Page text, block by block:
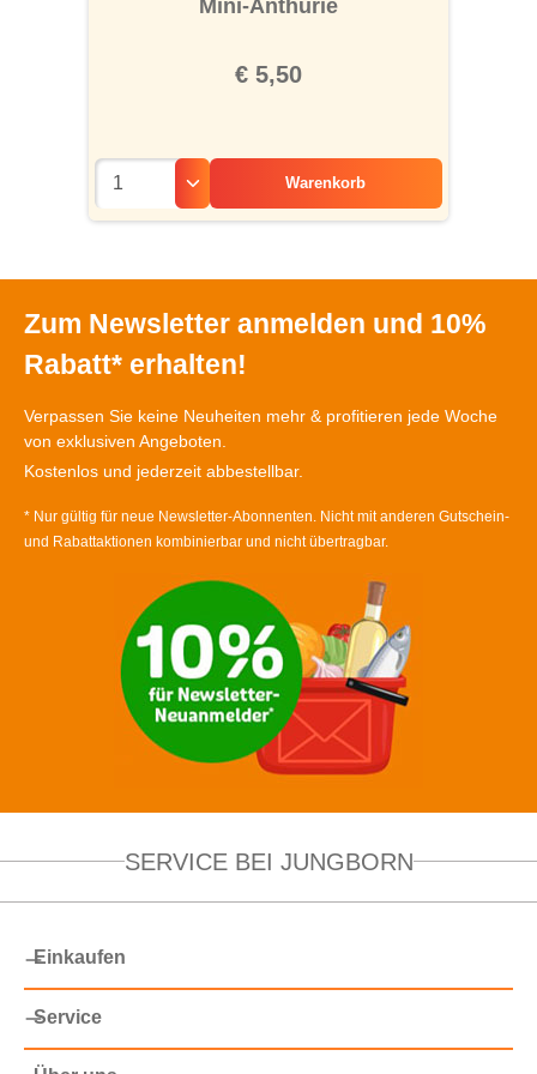
Mini-Anthurie
€ 5,50
Warenkorb
Zum Newsletter anmelden und 10%
Rabatt* erhalten!
Verpassen Sie keine Neuheiten mehr & profitieren jede Woche
von exklusiven Angeboten.
Kostenlos und jederzeit abbestellbar.
* Nur gültig für neue Newsletter-Abonnenten. Nicht mit anderen Gutschein-
und Rabattaktionen kombinierbar und nicht übertragbar.
SERVICE BEI JUNGBORN
Einkaufen
Service